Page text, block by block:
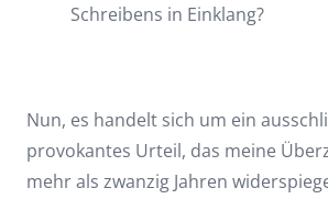
Schreibens in Einklang?
Nun, es handelt sich um ein
provokantes Urteil, das meine
mehr als zwanzig Jahren